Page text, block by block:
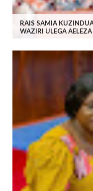
RAIS SAMIA
WAZIRI ULEGA